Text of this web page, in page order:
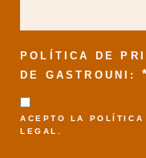
POLÍTICA DE
DE GASTROUNI: *
ACEPTO LA POLÍTICA
LEGAL